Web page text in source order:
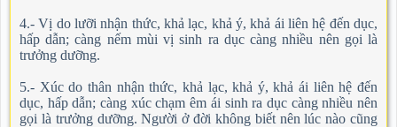
4.- Vị do lưỡi nhận thức, khả lạc, khả ý, khả ái liên hệ đến dục,
hấp dẫn; càng nếm mùi vị sinh ra dục càng nhiều nên gọi là
trưởng dưỡng.
5.- Xúc do thân nhận thức, khả lạc, khả ý, khả ái liên hệ đến
dục, hấp dẫn; càng xúc chạm êm ái sinh ra dục càng nhiều nên
gọi là trưởng dưỡng. Người ở đời không biết nên lúc nào cũng